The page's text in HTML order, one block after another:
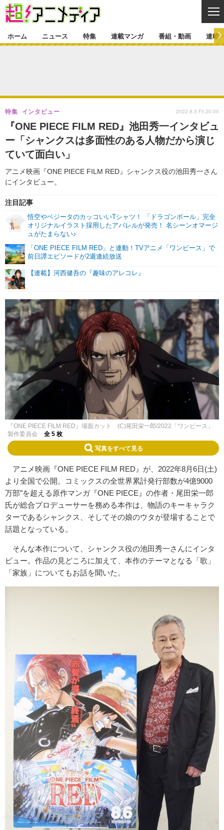
ゲーム・アプリ マンガ
グッズ イベント
声優
特集一覧 カバー
ラキりす
連載マンガ
連載一覧
番組・動画
番組・動画一覧 ラジオ
動画
連載・ブログ
連載・ブログ一覧
編集部ブログ・お知らせ
ホーム ニュース 特集 連載マンガ 番組・動画 連載
『ONE PIECE FILM RED』池田秀一インタビュ
ー「シャンクスは多面性のある人物だから演じ
ていて面白い」
アニメ映画『ONE PIECE FILM RED』シャンクス役の池田秀一さん
にインタビュー。
特集 インタビュー
注目記事
悟空やベジータのカッコいいTシャツ！ 「ドラゴンボール」完全
オリジナルイラスト採用したアパレルが発売！ 名シーンオマージ
ュがたまらない♪
「ONE PIECE FILM RED」と連動！TVアニメ「ワンピース」で
前日譚エピソードが2週連続放送
【連載】河西健吾の『趣味のアレコレ』
2022.8.5 Fri 20:00
『ONE PIECE FILM RED』場面カット (C)尾田栄一郎/2022「ワンピース」
製作委員会
全 5 枚
写真をすべて見る
アニメ映画『ONE PIECE FILM RED』が、2022年8月6日(土)
より全国で公開。コミックスの全世界累計発行部数が4億9000
万部”を超える原作マンガ『ONE PIECE』の作者・尾田栄一郎
氏が総合プロデューサーを務める本作は、物語のキーキャラク
ターであるシャンクス、そしてその娘のウタが登場することで
話題となっている。
そんな本作について、シャンクス役の池田秀一さんにインタ
ビュー。作品の見どころに加えて、本作のテーマとなる「歌」
「家族」についてもお話を聞いた。